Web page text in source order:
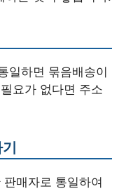
일하면 묶음배송이
요가 없다면 주소
매자로 통일하여